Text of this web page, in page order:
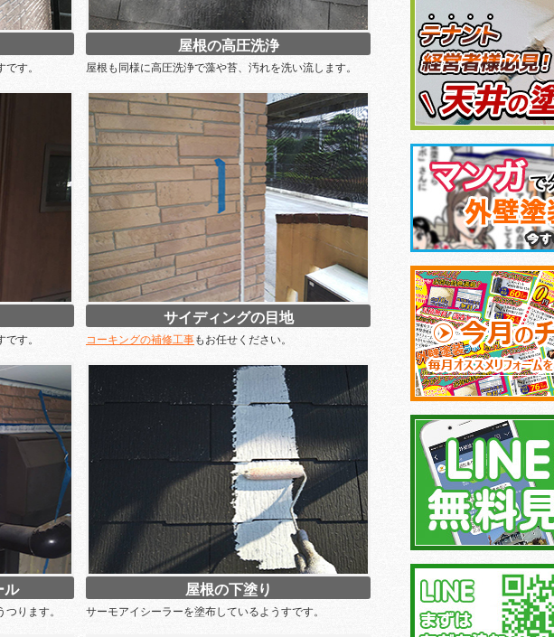
す。
屋根の高圧洗浄
屋根も同様に高圧洗浄で藻や苔、汚れを洗い流します。
す。
サイディングの目地
コーキングの補修工事もお任せください。
ル
ります。
屋根の下塗り
サーモアイシーラーを塗布しているようすです。